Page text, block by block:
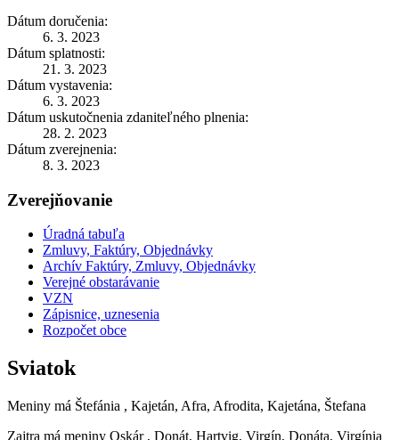
Dátum doručenia:
6. 3. 2023
Dátum splatnosti:
21. 3. 2023
Dátum vystavenia:
6. 3. 2023
Dátum uskutočnenia zdaniteľného plnenia:
28. 2. 2023
Dátum zverejnenia:
8. 3. 2023
Zverejňovanie
Úradná tabuľa
Zmluvy, Faktúry, Objednávky
Archív Faktúry, Zmluvy, Objednávky
Verejné obstarávanie
VZN
Zápisnice, uznesenia
Rozpočet obce
Sviatok
Meniny má Štefánia , Kajetán, Afra, Afrodita, Kajetána, Štefana
Zajtra má meniny Oskár , Donát, Hartvig, Virgín, Donáta, Virgínia